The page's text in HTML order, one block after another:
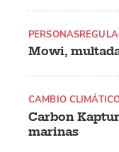
Mowi,
PERSONAS
Carbon
marinas
CAMBIO